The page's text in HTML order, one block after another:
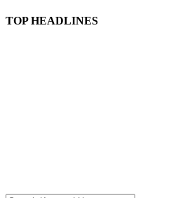
TOP HEADLINES